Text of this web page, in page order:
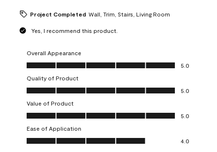
Project Completed Wall, Trim, Stairs, Living Room
Yes, I recommend this product.
Overall Appearance
Overall Appearance, 5.0 out of 5
5.0
Quality of Product
Quality of Product, 5.0 out of 5
5.0
Value of Product
Value of Product, 5.0 out of 5
5.0
Ease of Application
Ease of Application, 4.0 out of 5
4.0